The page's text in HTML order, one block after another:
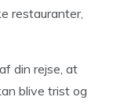
restauranter,
din rejse, at
blive trist og